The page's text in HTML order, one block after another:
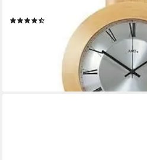
199,00 €
lieferbar - in 4-5 Werktagen bei dir